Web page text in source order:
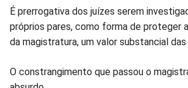
É prerrogativa dos juízes serem
próprios pares, como forma de proteger
da magistratura, um valor substancial
O constrangimento que passou o